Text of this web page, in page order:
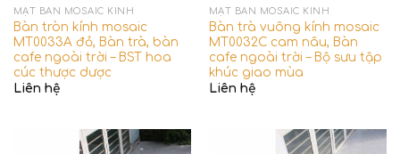
MẶT BÀN MOSAIC KÍNH
Bàn tròn kính mosaic
MT0033A đỏ, Bàn trà, bàn
cafe ngoài trời – BST hoa
cúc thược dược
Liên hệ
MẶT BÀN MOSAIC KÍNH
Bàn trà vuông kính mosaic
MT0032C cam nâu, Bàn
cafe ngoài trời – Bộ sưu tập
khúc giao mùa
Liên hệ